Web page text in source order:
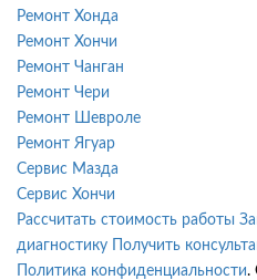
Ремонт Хонда
Ремонт Хончи
Ремонт Чанган
Ремонт Чери
Ремонт Шевроле
Ремонт Ягуар
Сервис Мазда
Сервис Хончи
Рассчитать стоимость работы
диагностику
Получить
Политика конфиденциальности.